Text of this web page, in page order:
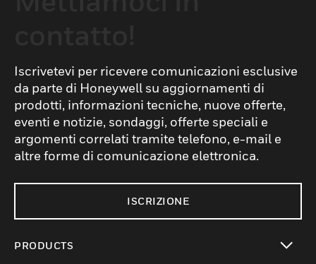
Iscrivetevi per ricevere comunicazioni esclusive
da parte di Honeywell su aggiornamenti di
prodotti, informazioni tecniche, nuove offerte,
eventi e notizie, sondaggi, offerte speciali e
argomenti correlati tramite telefono, e-mail e
altre forme di comunicazione elettronica.
ISCRIZIONE
PRODUCTS